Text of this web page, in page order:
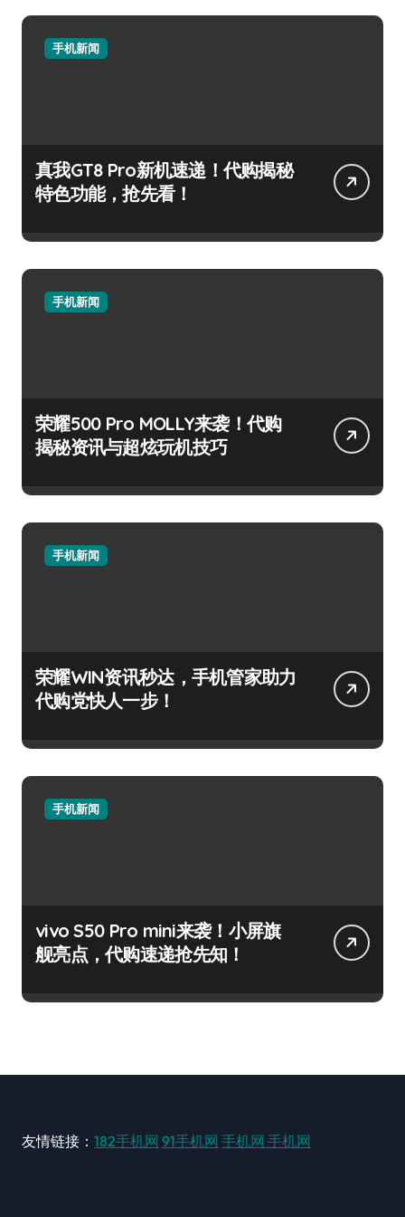
手机新闻
真我GT8 Pro新机速递！代购揭秘
特色功能，抢先看！
手机新闻
荣耀500 Pro MOLLY来袭！代购
揭秘资讯与超炫玩机技巧
手机新闻
荣耀WIN资讯秒达，手机管家助力
代购党快人一步！
手机新闻
vivo S50 Pro mini来袭！小屏旗
舰亮点，代购速递抢先知！
友情链接： 182手机网 91手机网 手机网 手机网